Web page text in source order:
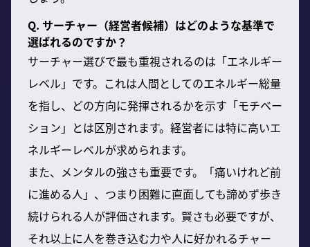
Q. サーチャー（経営者候補）はどのような基準で
選ばれるのですか？
サーチャー選びで最も重視されるのは「エネルギー
レベル」です。これは人間としてのエネルギー総量
を指し、どの方向に発揮されるかを示す「モチベー
ション」とは区別されます。経営者には特に高いエ
ネルギーレベルが求められます。
また、メンタルの強さも重要です。「痛いけれど前
に進める人」、つまり困難に直面しても諦めず歩き
続けられる人が評価されます。賢さも必要ですが、
それ以上に人を巻き込む力や人に好かれるチャー